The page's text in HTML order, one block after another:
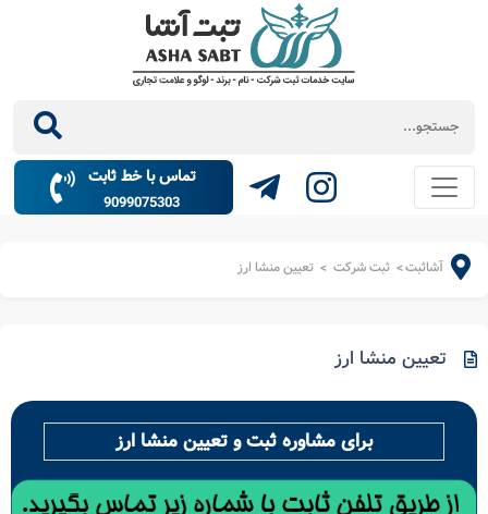
تماس با خط ثابت
9099075303
آشاثبت> ثبت شرکت > تعیین منشا ارز
تعیین منشا ارز
برای مشاوره ثبت و تعیین منشا ارز